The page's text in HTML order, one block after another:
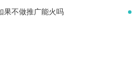
果不做推广能火吗